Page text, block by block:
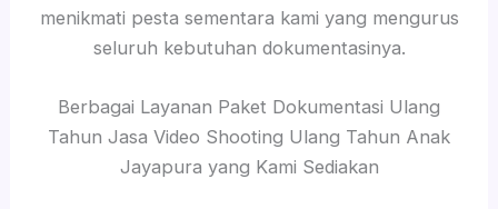
menikmati pesta sementara kami yang mengurus
seluruh kebutuhan dokumentasinya.
Berbagai Layanan Paket Dokumentasi Ulang
Tahun Jasa Video Shooting Ulang Tahun Anak
Jayapura yang Kami Sediakan